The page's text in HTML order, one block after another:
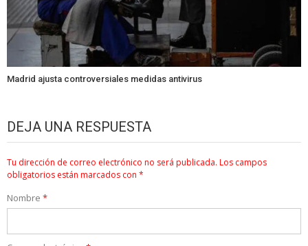
Madrid ajusta controversiales medidas antivirus
DEJA UNA RESPUESTA
Tu dirección de correo electrónico no será publicada. Los campos
obligatorios están marcados con *
Nombre *